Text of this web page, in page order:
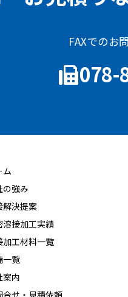
FAXでのお
078-
ム
の強み
解決提案
溶接加工実績
加工材料一覧
一覧
案内